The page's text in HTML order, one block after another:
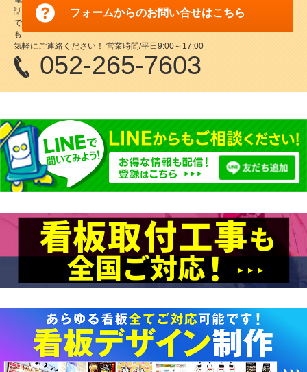
フォームからのお問い合せはこちら
話
で
も
気軽にご連絡ください！ 営業時間/平日9:00～17:00
052-265-7603